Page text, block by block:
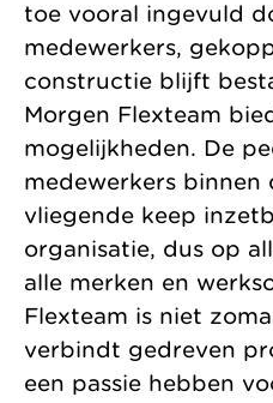
toe vooral ingevuld
medewerkers,
constructie blijft
Morgen Flexteam
mogelijkheden. De
medewerkers binnen
vliegende keep
organisatie, dus op
alle merken en
Flexteam is niet
verbindt gedreven
een passie hebben